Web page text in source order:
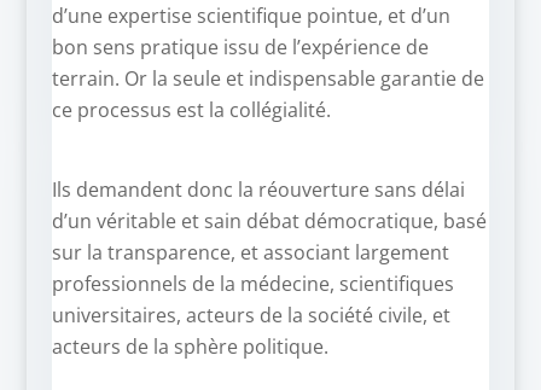
d’une expertise scientifique pointue, et d’un
bon sens pratique issu de l’expérience de
terrain. Or la seule et indispensable garantie de
ce processus est la collégialité.
Ils demandent donc la réouverture sans délai
d’un véritable et sain débat démocratique, basé
sur la transparence, et associant largement
professionnels de la médecine, scientifiques
universitaires, acteurs de la société civile, et
acteurs de la sphère politique.